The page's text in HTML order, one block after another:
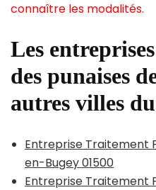
connaître les modalités.
Les
des punaises
autres villes
Entreprise Traitement
en-Bugey 01500
Entreprise Traitement